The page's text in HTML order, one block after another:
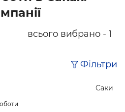
всього вибрано - 1
Фільтри
Саки